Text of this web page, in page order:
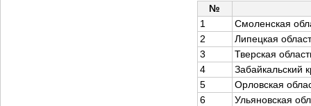
№
1
Смоленская
2
Липецкая
3
Тверская
4
Забайкальский
5
Орловская
6
Ульяновская